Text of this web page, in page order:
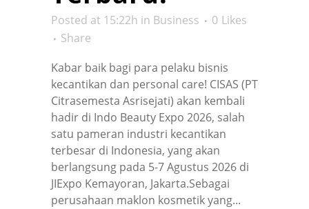
Posted at 15:22h in Business 0 Likes
Share
Kabar baik bagi para pelaku bisnis
kecantikan dan personal care! CISAS (PT
Citrasemesta Asrisejati) akan kembali
hadir di Indo Beauty Expo 2026, salah
satu pameran industri kecantikan
terbesar di Indonesia, yang akan
berlangsung pada 5-7 Agustus 2026 di
JIExpo Kemayoran, Jakarta.Sebagai
perusahaan maklon kosmetik yang...